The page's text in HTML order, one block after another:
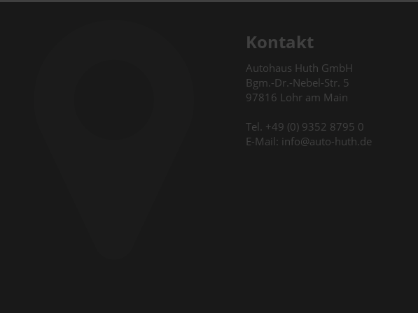
Kontakt
Autohaus Huth GmbH
Bgm.-Dr.-Nebel-Str. 5
97816 Lohr am Main
Tel. +49 (0) 9352 8795 0
E-Mail: info@auto-huth.de